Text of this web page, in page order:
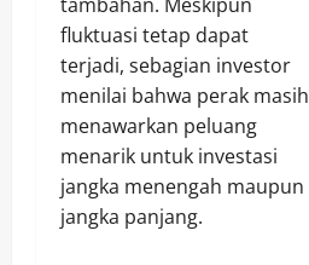
tambahan. Meskipun
fluktuasi tetap dapat
terjadi, sebagian investor
menilai bahwa perak masih
menawarkan peluang
menarik untuk investasi
jangka menengah maupun
jangka panjang.